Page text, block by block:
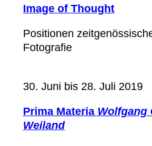
Image of Thought
Positionen
Fotografie
30. Juni bis 28. Juli 2019
Prima Materia Wolfgang
Weiland